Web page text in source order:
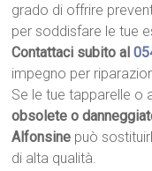
grado di offrire
per soddisfare le tue
Contattaci subito al
impegno per
Se le tue tapparelle o
obsolete o
Alfonsine può
di alta qualità.